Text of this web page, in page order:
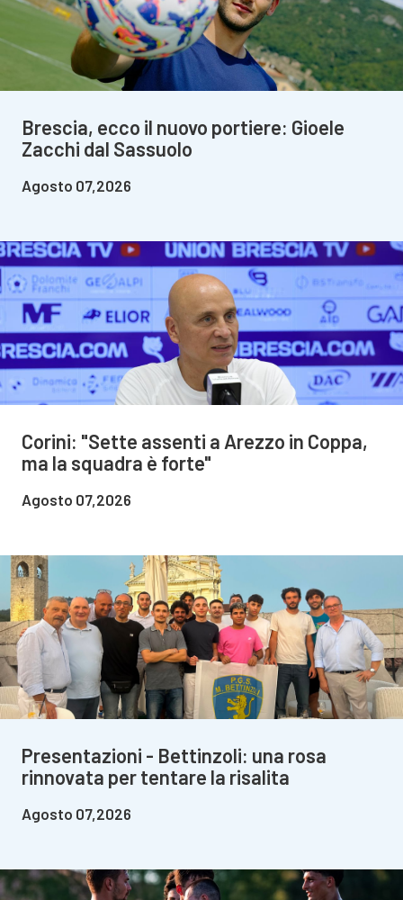
Brescia, ecco il nuovo portiere: Gioele
Zacchi dal Sassuolo
Agosto 07,2026
Corini: "Sette assenti a Arezzo in Coppa,
ma la squadra è forte"
Agosto 07,2026
Presentazioni - Bettinzoli: una rosa
rinnovata per tentare la risalita
Agosto 07,2026